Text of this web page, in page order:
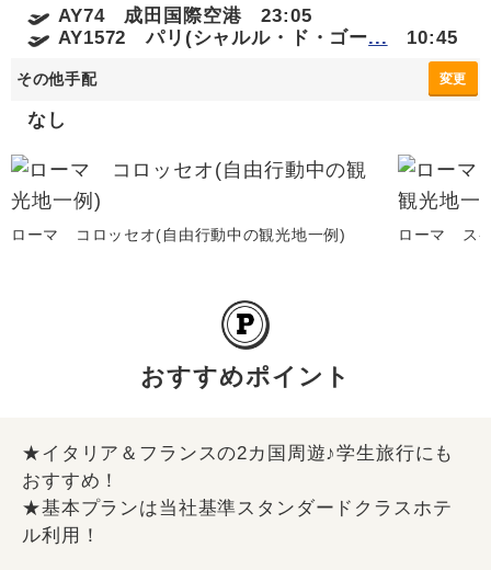
AY74 成田国際空港 23:05
AY1572 パリ(シャルル・ド・ゴー... 10:45
その他手配 変更
なし
ローマ コロッセオ(自由行動中の観光地一例) ローマ ス
おすすめポイント
★イタリア＆フランスの2カ国周遊♪学生旅行にも
おすすめ！
★基本プランは当社基準スタンダードクラスホテ
ル利用！